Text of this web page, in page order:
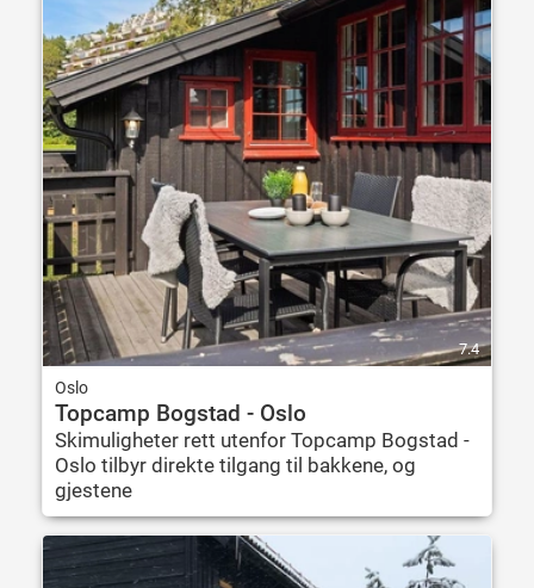
7.4
Oslo
Topcamp Bogstad - Oslo
Skimuligheter rett utenfor Topcamp Bogstad -
Oslo tilbyr direkte tilgang til bakkene, og
gjestene